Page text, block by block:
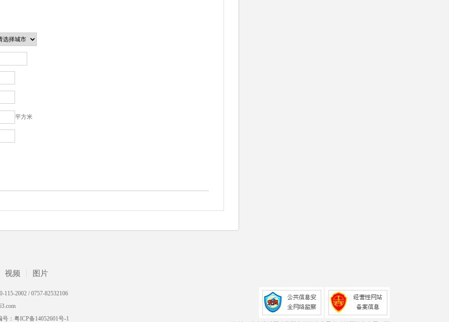
平方米
视频 图片
2002 / 0757-82532106
：粤ICP备14052601号-1